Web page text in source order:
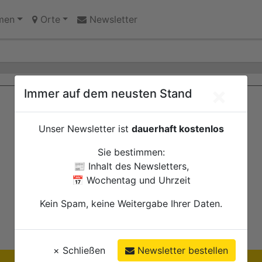
Orte Newsletter
oder Abriss?
gefunden
Ihre Anzeige hier?
Immer auf dem neusten Stand
Unser Newsletter ist dauerhaft kostenlos
Sie bestimmen:
📰 Inhalt des Newsletters,
📅 Wochentag und Uhrzeit
Kein Spam, keine Weitergabe Ihrer Daten.
× Schließen Newsletter bestellen